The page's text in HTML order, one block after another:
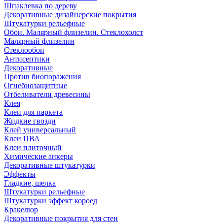
Шпаклевка по дереву
Декоративные дизайнерские покрытия
Штукатурки рельефные
Обои. Малярный флизелин. Стеклохолст
Малярный флизелин
Стеклообои
Антисептики
Декоративные
Против биопоражения
Огнебиозащитные
Отбеливатели древесины
Клея
Клеи для паркета
Жидкие гвозди
Клей универсальный
Клеи ПВА
Клеи плиточный
Химические анкеры
Декоративные штукатурки
Эффекты
Гладкие, шелка
Штукатурки рельефные
Штукатурки эффект короед
Кракелюр
Декоративные покрытия для стен